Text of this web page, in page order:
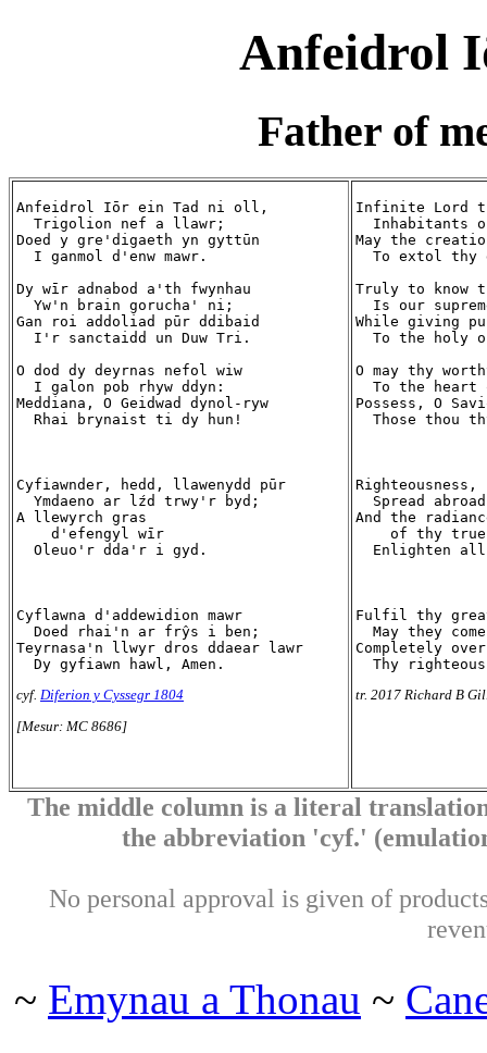
Anfeidrol
Father of
Anfeidrol Iōr ein Tad ni oll,
  Trigolion nef a llawr;
Doed y gre'digaeth yn gyttūn
  I ganmol d'enw mawr.
Dy wīr adnabod a'th fwynhau
  Yw'n brain gorucha' ni;
Gan roi addoliad pūr ddibaid
  I'r sanctaidd un Duw Tri.
O dod dy deyrnas nefol wiw
  I galon pob rhyw ddyn:
Meddiana, O Geidwad dynol-ryw
  Rhai brynaist ti dy hun!
Cyfiawnder, hedd, llawenydd pūr
  Ymdaeno ar lźd trwy'r byd;
A llewyrch gras
    d'efengyl wīr
  Oleuo'r dda'r i gyd.
Cyflawna d'addewidion mawr
  Doed rhai'n ar frŷs i ben;
Teyrnasa'n llwyr dros ddaear lawr
cyf. Diferion y Cyssegr 1804
[Mesur: MC 8686]
Infinite Lord
Inhabitants
May the
To extol thy
Truly to know
Is our
While giving
To the holy
O may thy
To the heart
Possess, O
Those thou
Spread
And the
of thy
Enlighten
Fulfil thy
May they
Completely
tr. 2017 Richard B
The middle column is a literal
the abbreviation 'cyf.'
No personal approval is given of
~ Emynau a Thonau ~